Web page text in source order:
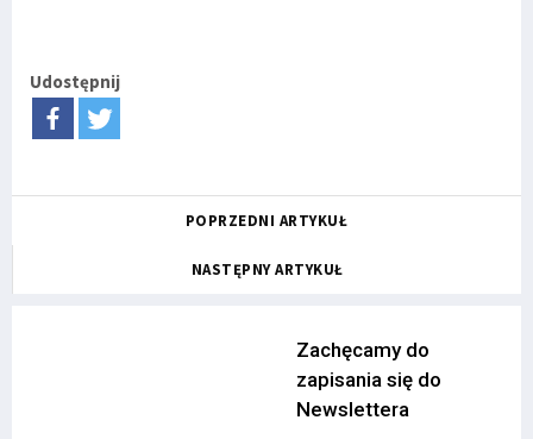
Udostępnij
POPRZEDNI ARTYKUŁ
NASTĘPNY ARTYKUŁ
Zachęcamy do
zapisania się do
Newslettera